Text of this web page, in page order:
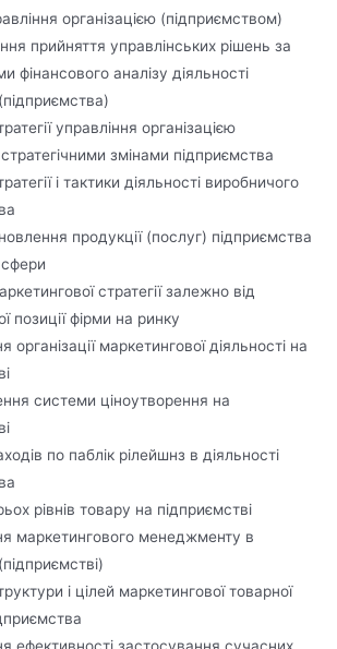
організацією (підприємством)
прийняття управлінських рішень за
фінансового аналізу діяльності
(підприємства)
управління організацією
змінами підприємства
і тактики діяльності виробничого
продукції (послуг) підприємства
стратегії залежно від
позиції фірми на ринку
організації маркетингової діяльності на
системи ціноутворення на
по паблік рілейшнз в діяльності
рівнів товару на підприємстві
маркетингового менеджменту в
і цілей маркетингової товарної